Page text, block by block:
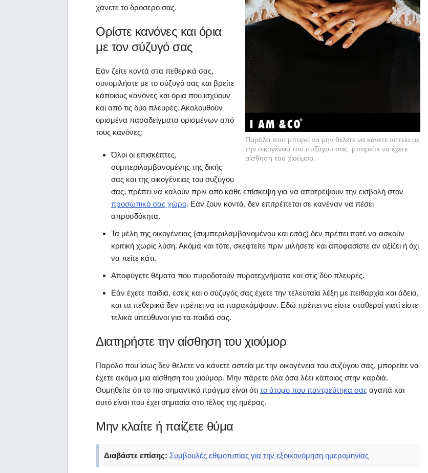
Παρόλο που μπορεί να μην θέλετε να κάνετε αστεία με
την οικογένεια του συζύγου σας, μπορείτε να έχετε
αίσθηση του χιούμορ.
χάνετε το δροσερό σας.
Ορίστε κανόνες και όρια
με τον σύζυγό σας
Εάν ζείτε κοντά στα πεθερικά σας,
συνομιλήστε με το σύζυγό σας και βρείτε
κάποιους κανόνες και όρια που ισχύουν
και από τις δύο πλευρές. Ακολουθούν
ορισμένα παραδείγματα ορισμένων από
τους κανόνες:
Όλοι οι επισκέπτες,
συμπεριλαμβανομένης της δικής
σας και της οικογένειας του συζύγου
σας, πρέπει να καλούν πριν από κάθε επίσκεψη για να αποτρέψουν την εισβολή στον
προσωπικό σας χώρο. Εάν ζουν κοντά, δεν επιτρέπεται σε κανέναν να πέσει
απροσδόκητα.
Τα μέλη της οικογένειας (συμπεριλαμβανομένου και εσάς) δεν πρέπει ποτέ να ασκούν
κριτική χωρίς λύση. Ακόμα και τότε, σκεφτείτε πριν μιλήσετε και αποφασίστε αν αξίζει ή όχι
να πείτε κάτι.
Αποφύγετε θέματα που πυροδοτούν πυροτεχνήματα και στις δύο πλευρές.
Εάν έχετε παιδιά, εσείς και ο σύζυγός σας έχετε την τελευταία λέξη με πειθαρχία και άδεια,
και τα πεθερικά δεν πρέπει να τα παρακάμψουν. Εδώ πρέπει να είστε σταθεροί γιατί είστε
τελικά υπεύθυνοι για τα παιδιά σας.
Διατηρήστε την αίσθηση του χιούμορ
Παρόλο που ίσως δεν θέλετε να κάνετε αστεία με την οικογένεια του συζύγου σας, μπορείτε να
έχετε ακόμα μια αίσθηση του χιούμορ. Μην πάρετε όλα όσα λέει κάποιος στην καρδιά.
Θυμηθείτε ότι το πιο σημαντικό πράγμα είναι ότι το άτομο που παντρεύτηκα σας αγαπά και
αυτό είναι που έχει σημασία στο τέλος της ημέρας.
Μην κλαίτε ή παίζετε θύμα
Διαβάστε επίσης: Συμβουλές εθιμοτυπίας για την εξοικονόμηση ημερομηνίας